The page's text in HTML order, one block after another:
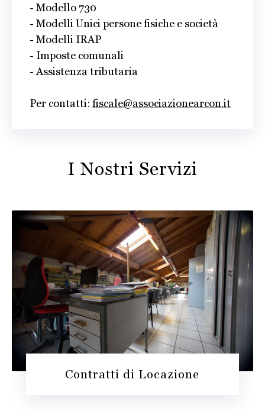
- Modello 730
- Modelli Unici persone fisiche e società
- Modelli IRAP
- Imposte comunali
- Assistenza tributaria
Per contatti: fiscale@associazionearcon.it
I Nostri Servizi
Contratti di Locazione